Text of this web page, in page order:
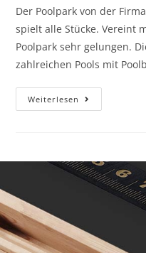
Der Poolpark von der
spielt alle Stücke. Vereint
Poolpark sehr gelungen.
zahlreichen Pools mit
Weiterlesen